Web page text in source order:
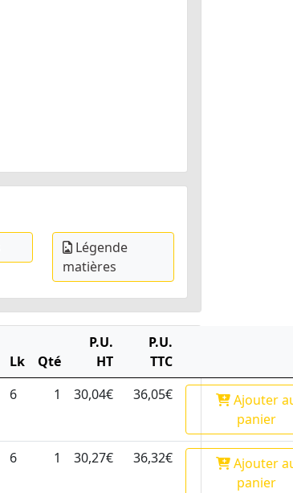
matières
Lk Qté
P.U.
HT
P.U.
TTC
6 1 30,04€ 36,05€ Ajouter
panier
6 1 30,27€ 36,32€ Ajouter
panier